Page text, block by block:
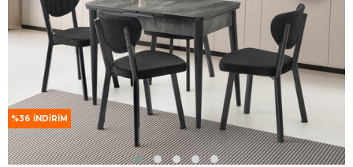
%36 İNDIRIM